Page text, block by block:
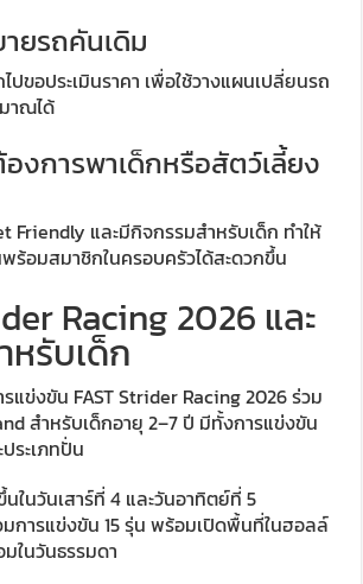
ยรถคันเดิม
ปขอประเมินราคา เพื่อใช้วางแผนเปลี่ยนรถ
าณได้
งการพาเด็กหรือสัตว์เลี้ยง
Friendly และมีกิจกรรมสำหรับเด็ก ทำให้
ร้อมสมาชิกในครอบครัวได้สะดวกขึ้น
Racing 2026 และ
หรับเด็ก
แข่งขัน FAST Strider Racing 2026 ร่วม
สำหรับเด็กอายุ 2–7 ปี มีทั้งการแข่งขัน
ระเภทปั่น
ในวันเสาร์ที่ 4 และวันอาทิตย์ที่ 5
การแข่งขัน 15 รุ่น พร้อมเปิดพื้นที่ในฮอลล์
ในวันธรรมดา